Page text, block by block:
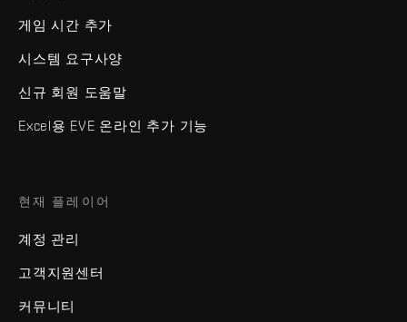
게임 시간 추가
시스템 요구사양
신규 회원 도움말
Excel용 EVE 온라인 추가 기능
현재 플레이어
계정 관리
고객지원센터
커뮤니티